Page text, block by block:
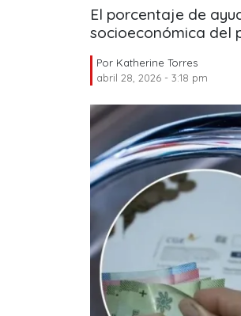
El porcentaje de
socioeconómica del
Por Katherine Torres
abril 28, 2026 - 3:18 pm